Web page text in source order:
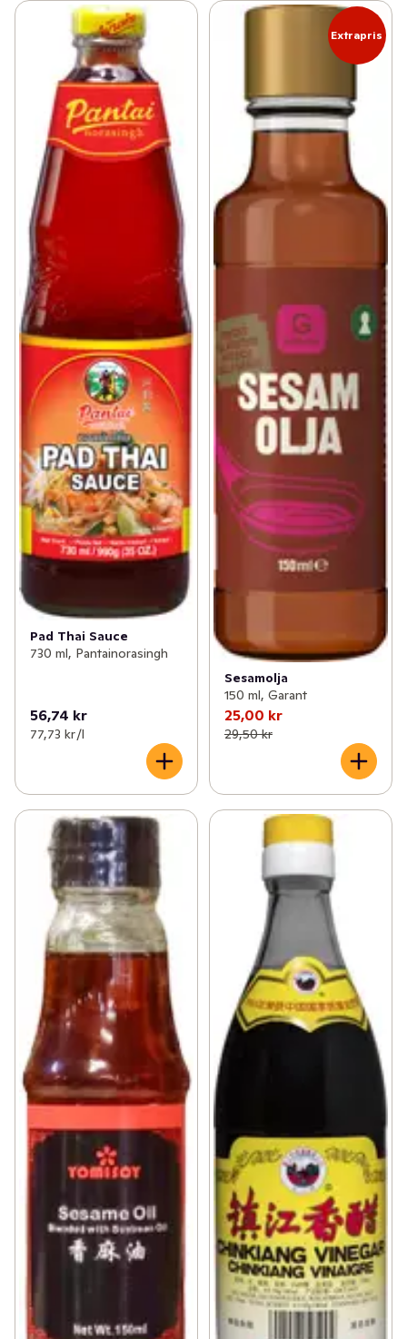
Pad Thai Sauce
730 ml, Pantainorasingh
56,74 kr
77,73 kr /l
Extrapris
Sesamolja
150 ml, Garant
25,00 kr
29,50 kr